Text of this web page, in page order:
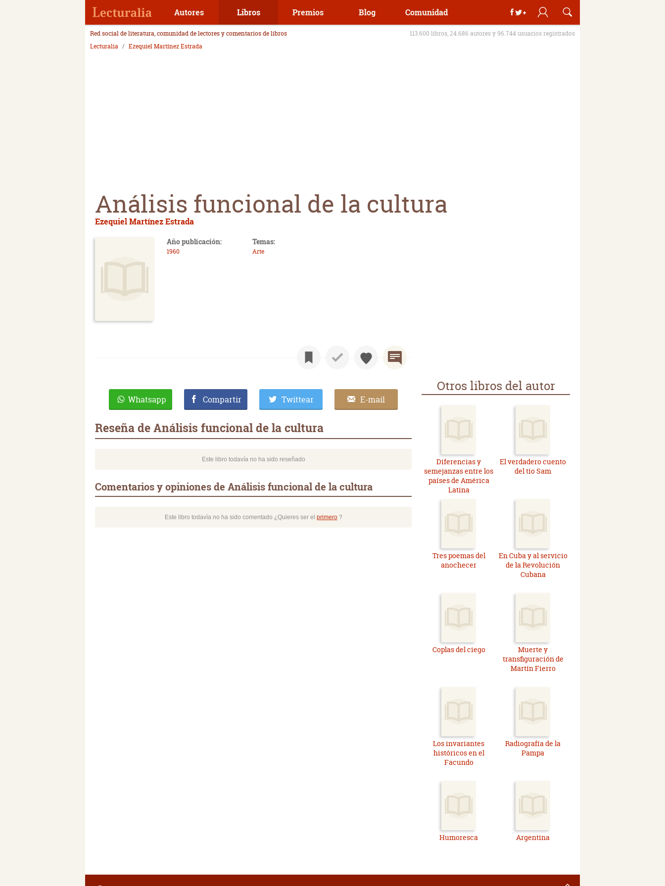
Autores Libros Premios Blog Comunidad
Red social de literatura, comunidad de lectores y comentarios de libros
113.600 libros, 24.686 autores y 96.744 usuarios registrados
Lecturalia
Ezequiel Martínez Estrada
Análisis funcional de la cultura
Ezequiel Martínez Estrada
Año publicación:
1960
Temas:
Arte
Whatsapp Compartir Twittear E-mail
Reseña de Análisis funcional de la cultura
Este libro todavía no ha sido reseñado
Comentarios y opiniones de Análisis funcional de la cultura
Este libro todavía no ha sido comentado ¿Quieres ser el primero?
Otros libros del autor
Diferencias y
semejanzas entre los
países de América
Latina
El verdadero cuento
del tío Sam
Tres poemas del
anochecer
En Cuba y al servicio
de la Revolución
Cubana
Coplas del ciego
Muerte y
transfiguración de
Martín Fierro
Los invariantes
históricos en el
Facundo
Radiografía de la
Pampa
Humoresca Argentina